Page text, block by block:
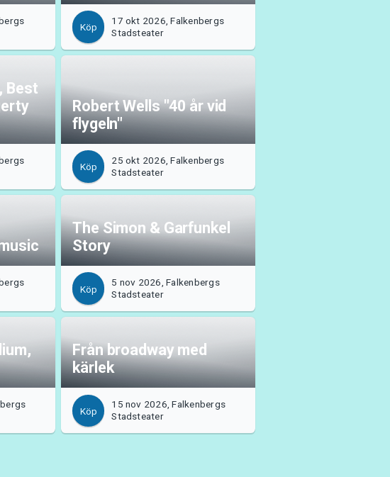
Köp
17 okt 2026, Falkenbergs
Stadsteater
Best
Robert Wells "40 år vid
flygeln"
Köp
25 okt 2026, Falkenbergs
Stadsteater
The Simon & Garfunkel
Story
Köp
5 nov 2026, Falkenbergs
Stadsteater
Från broadway med
kärlek
Köp
15 nov 2026, Falkenbergs
Stadsteater